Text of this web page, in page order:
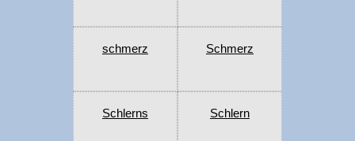
schmerz Schmerz
Schlerns Schlern